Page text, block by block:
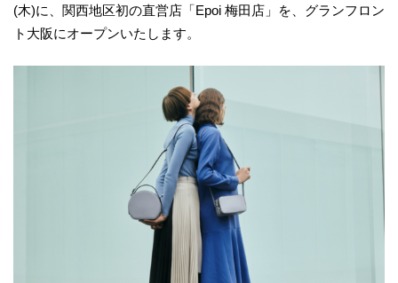
(木)に、関西地区初の直営店「Epoi 梅田店」を、グランフロン
ト大阪にオープンいたします。